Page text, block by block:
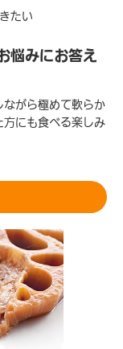
たい
悩みにお答え
ながら極めて軟らか
方にも食べる楽しみ